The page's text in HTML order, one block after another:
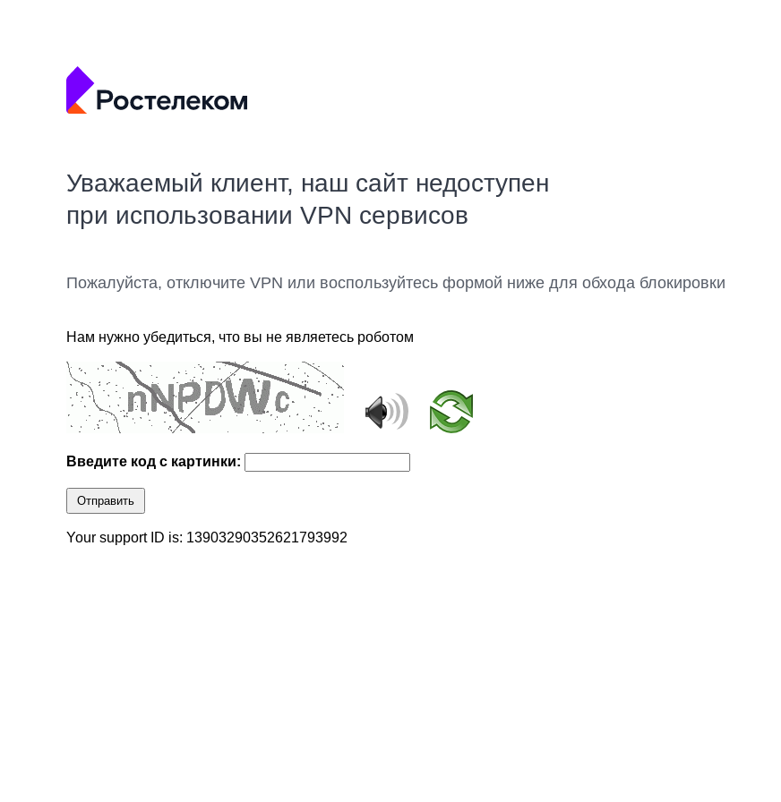
Уважаемый клиент, наш сайт недоступен
при использовании VPN сервисов
Пожалуйста, отключите VPN или воспользуйтесь формой ниже для обхода блокировки
Нам нужно убедиться, что вы не являетесь роботом
Введите код с картинки:
Отправить
Your support ID is: 13903290352621793992